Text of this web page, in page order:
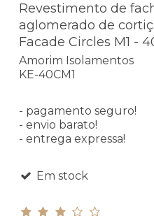
Revestimento de
aglomerado de
Facade Circles M1 -
Amorim Isolamentos
KE-40CM1
- pagamento seguro!
- envio barato!
- entrega expressa!
Em stock